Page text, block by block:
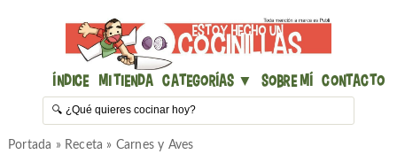
Índice Mi Tienda Categorías ▼ Sobre mí Contacto
Portada » Receta » Carnes y Aves